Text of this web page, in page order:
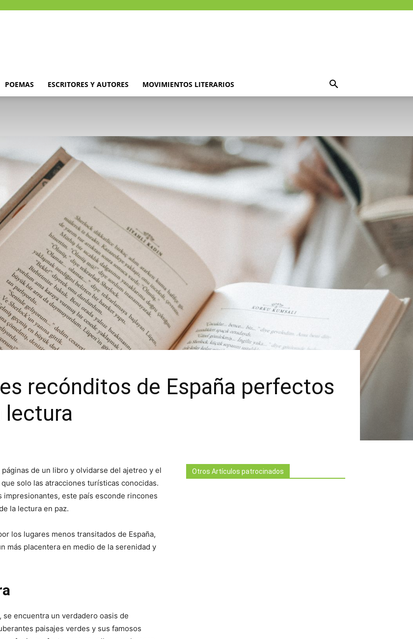
POEMAS ESCRITORES Y AUTORES MOVIMIENTOS LITERARIOS
recónditos de España perfectos
lectura
de un libro y olvidarse del ajetreo y el
solo las atracciones turísticas conocidas.
este país esconde rincones
la lectura en paz.
los lugares menos transitados de España,
más placentera en medio de la serenidad y
se encuentra un verdadero oasis de
paisajes verdes y sus famosos
Otros Artículos patrocinados